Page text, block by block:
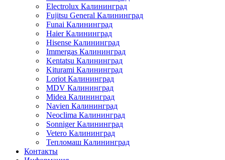
Electrolux Калининград
Fujitsu General Калининград
Funai Калининград
Haier Калининград
Hisense Калининград
Immergas Калининград
Kentatsu Калининград
Kiturami Калининград
Loriot Калининград
MDV Калининград
Midea Калининград
Navien Калининград
Neoclima Калининград
Sonniger Калининград
Vetero Калининград
Тепломаш Калининград
Контакты